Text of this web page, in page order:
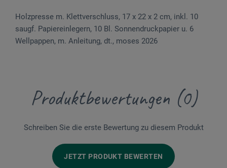
Holzpresse m. Klettverschluss, 17 x 22 x 2 cm, inkl. 10
saugf. Papiereinlegern, 10 Bl. Sonnendruckpapier u. 6
Wellpappen, m. Anleitung, dt., moses 2026
Produktbewertungen (0)
Schreiben Sie die erste Bewertung zu diesem Produkt
JETZT PRODUKT BEWERTEN